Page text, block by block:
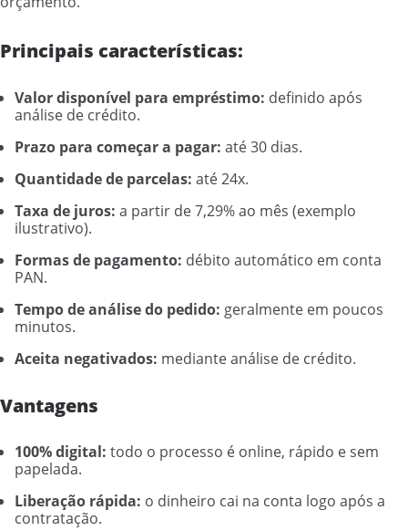
Principais características:
Valor disponível para empréstimo: definido após
análise de crédito.
Prazo para começar a pagar: até 30 dias.
Quantidade de parcelas: até 24x.
Taxa de juros: a partir de 7,29% ao mês (exemplo
ilustrativo).
Formas de pagamento: débito automático em conta
PAN.
Tempo de análise do pedido: geralmente em poucos
minutos.
Aceita negativados: mediante análise de crédito.
Vantagens
100% digital: todo o processo é online, rápido e sem
papelada.
Liberação rápida: o dinheiro cai na conta logo após a
contratação.